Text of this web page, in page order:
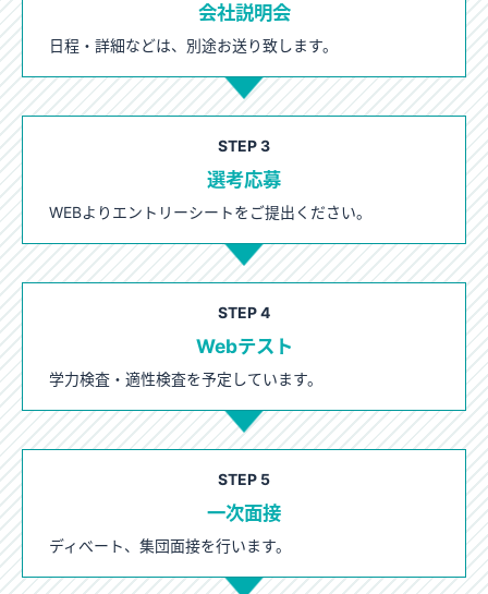
会社説明会
日程・詳細などは、別途お送り致します。
STEP 3
選考応募
WEBよりエントリーシートをご提出ください。
STEP 4
Webテスト
学力検査・適性検査を予定しています。
STEP 5
一次面接
ディべート、集団面接を行います。